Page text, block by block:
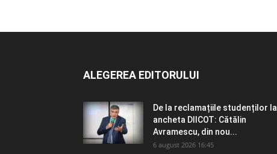
ALEGEREA EDITORULUI
De la reclamațiile studenților la
ancheta DIICOT: Cătălin
Avramescu, din nou...
6 august 2026 16:45